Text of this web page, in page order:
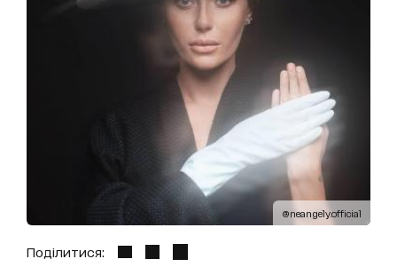
@neangely.official
Поділитися: